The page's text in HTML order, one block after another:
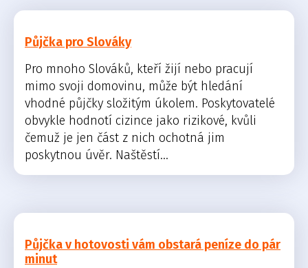
Půjčka pro Slováky
Pro mnoho Slováků, kteří žijí nebo pracují
mimo svoji domovinu, může být hledání
vhodné půjčky složitým úkolem. Poskytovatelé
obvykle hodnotí cizince jako rizikové, kvůli
čemuž je jen část z nich ochotná jim
poskytnou úvěr. Naštěstí...
Půjčka v hotovosti vám obstará peníze do pár
minut